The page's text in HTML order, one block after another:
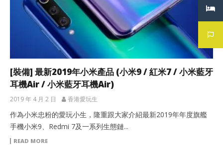
[裝備] 最新2019年小米產品 (小米9 / 紅米7 / 小米藍牙
耳機Air / 小米藍牙耳機Air)
2019 年 4 月 2 日 香港愛玩生
作為小米忠粉的愛玩小生，隆重跟大家介紹最新2019年年度旗艦
手機小米9、Redmi 7及一系列生態鏈...
READ MORE